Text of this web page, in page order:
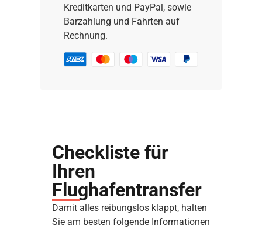
Kreditkarten und PayPal, sowie
Barzahlung und Fahrten auf
Rechnung.
Checkliste für
Ihren
Flughafentransfer
Damit alles reibungslos klappt, halten
Sie am besten folgende Informationen